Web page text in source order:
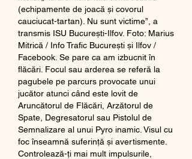
(echipamente de joacă și covorul
cauciucat-tartan). Nu sunt victime”, a
transmis ISU București-Ilfov. Foto: Marius
Mitrică / Info Trafic București și Ilfov /
Facebook. Se pare ca am izbucnit în
flăcări. Focul sau arderea se referă la
pagubele pe parcurs provocate unui
jucător atunci când este lovit de
Aruncătorul de Flăcări, Arzătorul de
Spate, Degresatorul sau Pistolul de
Semnalizare al unui Pyro inamic. Visul cu
foc înseamnă suferință și avertismente.
Controlează-ți mai mult impulsurile,